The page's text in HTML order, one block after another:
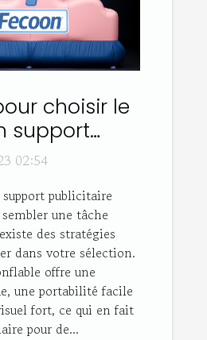
choisir le
support
gonflable
02:54
publicitaire
une tâche
des stratégies
dans votre sélection.
offre une
une portabilité facile
fort, ce qui en fait
pour de...